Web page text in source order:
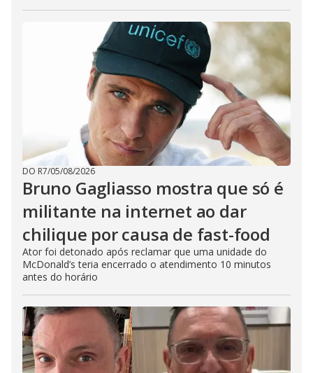
DO R7/05/08/2026
Bruno Gagliasso mostra que só é
militante na internet ao dar
chilique por causa de fast-food
Ator foi detonado após reclamar que uma unidade do
McDonald’s teria encerrado o atendimento 10 minutos
antes do horário